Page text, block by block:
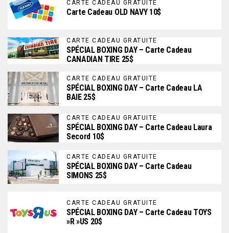
CARTE CADEAU GRATUITE
Carte Cadeau OLD NAVY 10$
CARTE CADEAU GRATUITE
SPÉCIAL BOXING DAY – Carte Cadeau
CANADIAN TIRE 25$
CARTE CADEAU GRATUITE
SPÉCIAL BOXING DAY – Carte Cadeau LA
BAIE 25$
CARTE CADEAU GRATUITE
SPÉCIAL BOXING DAY – Carte Cadeau Laura
Secord 10$
CARTE CADEAU GRATUITE
SPÉCIAL BOXING DAY – Carte Cadeau
SIMONS 25$
CARTE CADEAU GRATUITE
SPÉCIAL BOXING DAY – Carte Cadeau TOYS
»R »US 20$